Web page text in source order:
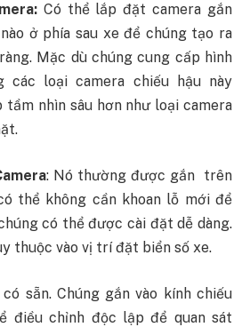
Có thể lắp đặt camera gắn
ở phía sau xe để chúng tạo ra
Mặc dù chúng cung cấp hình
các loại camera chiếu hậu này
tầm nhìn sâu hơn như loại camera
: Nó thường được gắn trên
thể không cần khoan lỗ mới để
có thể được cài đặt dễ dàng.
thuộc vào vị trí đặt biển số xe.
sẵn. Chúng gắn vào kính chiếu
điều chỉnh độc lập để quan sát